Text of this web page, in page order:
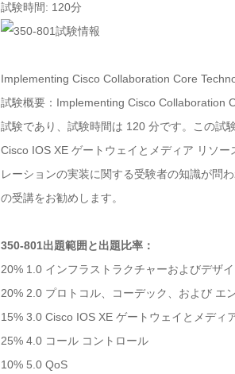
試験時間: 120分
Implementing Cisco Collaboration Core
試験概要：Implementing Cisco Collaboration
試験であり、試験時間は 120 分です。この試
Cisco IOS XE ゲートウェイとメディア リソ
レーションの実装に関する受験者の知識が問
の受講をお勧めします。
350-801出題範囲と出題比率：
20% 1.0 インフラストラクチャーおよびデザ
20% 2.0 プロトコル、コーデック、および エ
15% 3.0 Cisco IOS XE ゲートウェイとメディ
25% 4.0 コール コントロール
10% 5.0 QoS